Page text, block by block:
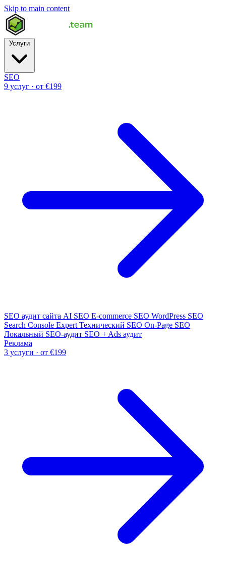
Skip to main content
SEO
9 услуг · от €199
SEO аудит сайта AI SEO E-commerce SEO WordPress SEO
Search Console Expert Технический SEO On-Page SEO
Локальный SEO-аудит SEO + Ads аудит
Реклама
3 услуги · от €199